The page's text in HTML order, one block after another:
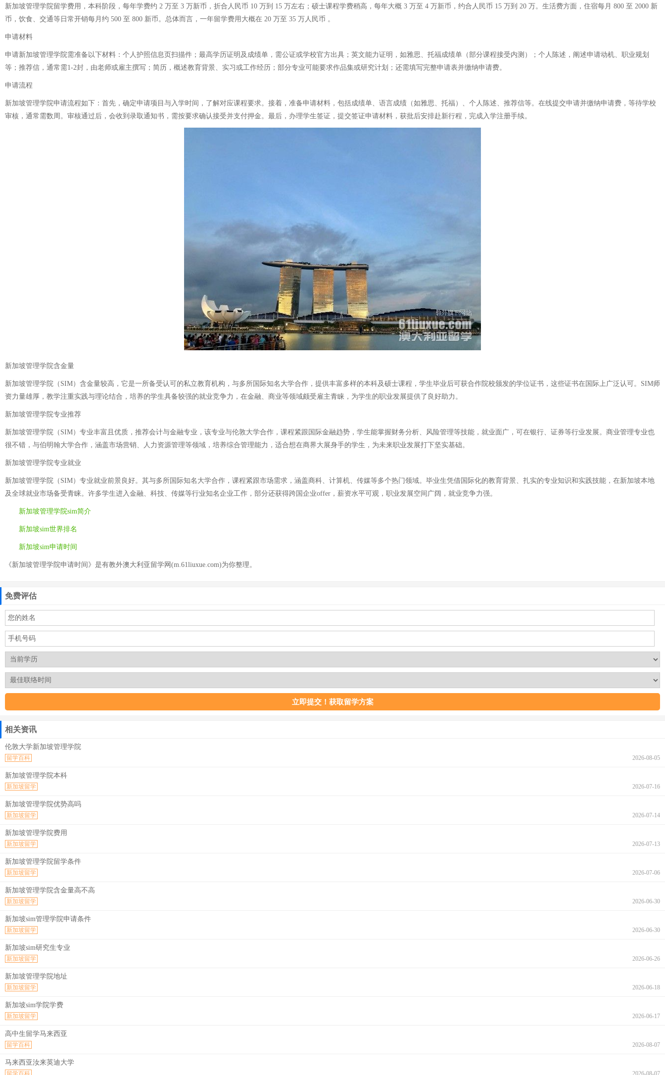
新加坡管理学院留学费用，本科阶段，每年学费约 2 万至 3 万新币，折合人民币 10 万到 15 万左右；硕士课程学费稍高，每年大概 3 万至 4 万新币，约合人民币 15 万到 20 万。生活费方面，住宿每月 800 至 2000 新
币，饮食、交通等日常开销每月约 500 至 800 新币。总体而言，一年留学费用大概在 20 万至 35 万人民币 。
申请材料
申请新加坡管理学院需准备以下材料：个人护照信息页扫描件；最高学历证明及成绩单，需公证或学校官方出具；英文能力证明，如雅思、托福成绩单（部分课程接受内测）；个人陈述，阐述申请动机、职业规划
等；推荐信，通常需1-2封，由老师或雇主撰写；简历，概述教育背景、实习或工作经历；部分专业可能要求作品集或研究计划；还需填写完整申请表并缴纳申请费。
申请流程
新加坡管理学院申请流程如下：首先，确定申请项目与入学时间，了解对应课程要求。接着，准备申请材料，包括成绩单、语言成绩（如雅思、托福）、个人陈述、推荐信等。在线提交申请并缴纳申请费，等待学校
审核，通常需数周。审核通过后，会收到录取通知书，需按要求确认接受并支付押金。最后，办理学生签证，提交签证申请材料，获批后安排赴新行程，完成入学注册手续。
新加坡管理学院含金量
新加坡管理学院（SIM）含金量较高，它是一所备受认可的私立教育机构，与多所国际知名大学合作，提供丰富多样的本科及硕士课程，学生毕业后可获合作院校颁发的学位证书，这些证书在国际上广泛认可。SIM师
资力量雄厚，教学注重实践与理论结合，培养的学生具备较强的就业竞争力，在金融、商业等领域颇受雇主青睐，为学生的职业发展提供了良好助力。
新加坡管理学院专业推荐
新加坡管理学院（SIM）专业丰富且优质，推荐会计与金融专业，该专业与伦敦大学合作，课程紧跟国际金融趋势，学生能掌握财务分析、风险管理等技能，就业面广，可在银行、证券等行业发展。商业管理专业也
很不错，与伯明翰大学合作，涵盖市场营销、人力资源管理等领域，培养综合管理能力，适合想在商界大展身手的学生，为未来职业发展打下坚实基础。
新加坡管理学院专业就业
新加坡管理学院（SIM）专业就业前景良好。其与多所国际知名大学合作，课程紧跟市场需求，涵盖商科、计算机、传媒等多个热门领域。毕业生凭借国际化的教育背景、扎实的专业知识和实践技能，在新加坡本地
及全球就业市场备受青睐。许多学生进入金融、科技、传媒等行业知名企业工作，部分还获得跨国企业offer，薪资水平可观，职业发展空间广阔，就业竞争力强。
新加坡管理学院sim简介
新加坡sim世界排名
新加坡sim申请时间
《新加坡管理学院申请时间》是有教外澳大利亚留学网(m.61liuxue.com)为你整理。
免费评估
相关资讯
伦敦大学新加坡管理学院
2026-08-05
留学百科
新加坡管理学院本科
2026-07-16
新加坡留学
新加坡管理学院优势高吗
2026-07-14
新加坡留学
新加坡管理学院费用
2026-07-13
新加坡留学
新加坡管理学院留学条件
2026-07-06
新加坡留学
新加坡管理学院含金量高不高
2026-06-30
新加坡留学
新加坡sim管理学院申请条件
2026-06-30
新加坡留学
新加坡sim研究生专业
2026-06-26
新加坡留学
新加坡管理学院地址
2026-06-18
新加坡留学
新加坡sim学院学费
2026-06-17
新加坡留学
高中生留学马来西亚
2026-08-07
留学百科
马来西亚汝来英迪大学
2026-08-07
留学百科